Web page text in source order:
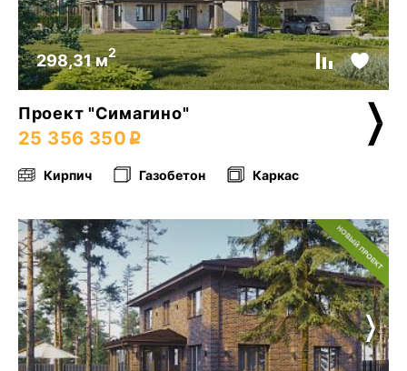
298,31 м2
Проект "Симагино"
25 356 350
Кирпич Газобетон Каркас